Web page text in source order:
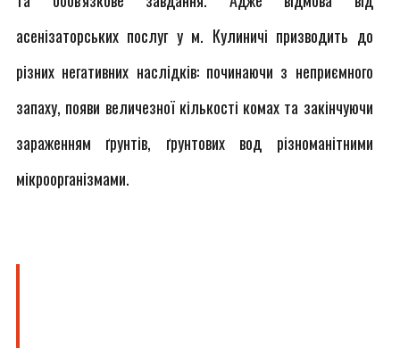
асенізаторських послуг у м. Кулиничі призводить до
різних негативних наслідків: починаючи з неприємного
запаху, появи величезної кількості комах та закінчуючи
зараженням ґрунтів, ґрунтових вод різноманітними
мікроорганізмами.